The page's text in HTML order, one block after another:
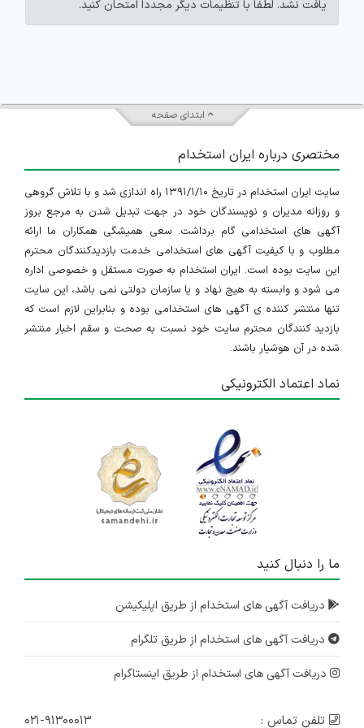
یافت نشد. لطفاً با تنظیمات دیگر مجدداً امتحان کنید.
ابتدای صفحه
مختصری درباره ایران استخدام
سایت ایران استخدام در تاریخ ۱۳۹۱/۱/۱۰ راه اندازی شد و با تلاش گروهی
و روزانه مدیران و نویسندگان خود در جهت تبدیل شدن به مرجع بروز
آگهی های استخدامی گام برداشت. سعی همیشگی همکاران ما ارائه
مطلوب و با کیفیت آگهی های استخدامی خدمت بازدیدکنندگان محترم
این سایت بوده است. ایران استخدام به صورت مستقل و خصوصی اداره
می شود و وابسته به هیچ نهاد و یا سازمان دولتی نمی باشد، این سایت
تنها منتشر کننده ی آگهی های استخدامی بوده و بنابراین لازم است که
بازدید کنندگان محترم سایت خود نسبت به صحت و سقم اخبار منتشر
شده در آن هوشیار باشند.
نماد اعتماد الکترونیکی
ما را دنبال کنید
دریافت آگهی های استخدام از طریق اپلیکیشن
دریافت آگهی های استخدام از طریق تلگرام
دریافت آگهی های استخدام از طریق اینستاگرام
تلفن تماس : ۰۲۱-۹۱۳۰۰۰۱۳